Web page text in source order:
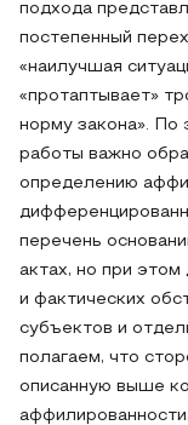
подхода
постепенный
«наилучшая
«протаптывает»
норму закона». По
работы важно
определению
перечень
актах, но при
и фактических
субъектов и
полагаем, что
описанную выше